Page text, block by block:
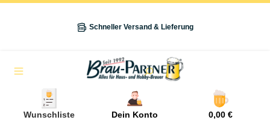
Schneller Versand & Lieferung
Wunschliste Dein Konto 0,00 €